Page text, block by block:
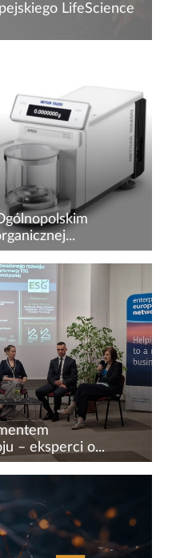
LifeScience
Ponad 20
z całej Europy i
zaszczyt, zarówno
i członkowie Rady
w V
Chemii...
– eksperci o...
Toruniu odbyła się
rozwój w
przygotowanie
ESG”, której